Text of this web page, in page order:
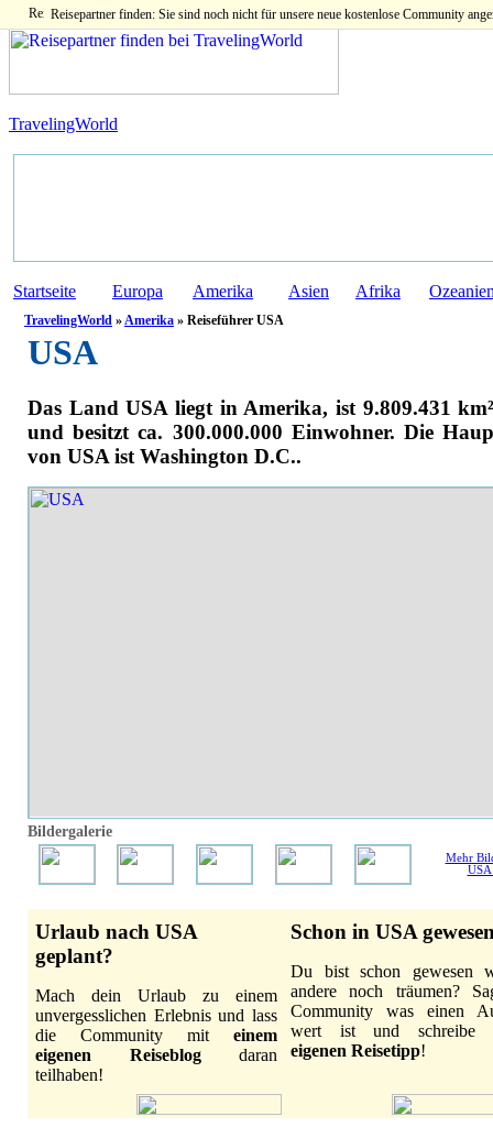
Reisepartner finden: Sie sind noch nicht für unsere neue kostenlose Community
TravelingWorld
Startseite Europa Amerika Asien Afrika
TravelingWorld »Amerika » Reiseführer USA
USA
Das Land USA liegt in Amerika, ist 9.809.431
und besitzt ca. 300.000.000 Einwohner. Die
von USA ist Washington D.C..
Bildergalerie
Mehr
USA
Urlaub nach USA
geplant?
Mach dein Urlaub zu einem
unvergesslichen Erlebnis und lass
die Community mit einem
eigenen Reiseblogdaran
teilhaben!
Schon in USA
Du bist schon gewesen
andere noch träumen?
Community was einen
wert ist und schreibe
eigenen Reisetipp!